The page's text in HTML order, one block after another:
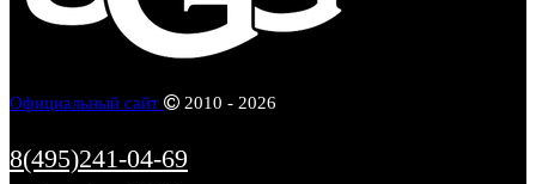
Официальный сайт 2010 - 2026
8(495)241-04-69